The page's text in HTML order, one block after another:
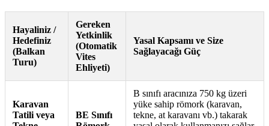
Hayaliniz /
Hedefiniz
(Balkan
Turu)
Gereken
Yetkinlik
(Otomatik
Vites
Ehliyeti)
Yasal Kapsamı ve Size
Sağlayacağı Güç
Karavan
Tatili veya
BE Sınıfı
B sınıfı aracınıza 750 kg üzeri
yüke sahip römork (karavan,
tekne, at karavanı vb.) takarak